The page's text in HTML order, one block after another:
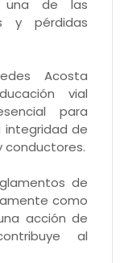
una de las
y pérdidas
Acosta
vial
para
integridad de
conductores.
de
como
acción de
al